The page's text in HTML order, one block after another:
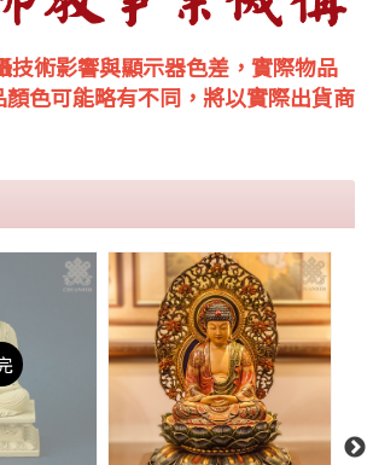
術影響與顯示器色差，實際物品
色可能略有不同，將以實際出貨商